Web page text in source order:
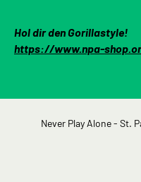
Hol dir den Gorillastyle!
https://www.npa-
Never Play Alone - St.